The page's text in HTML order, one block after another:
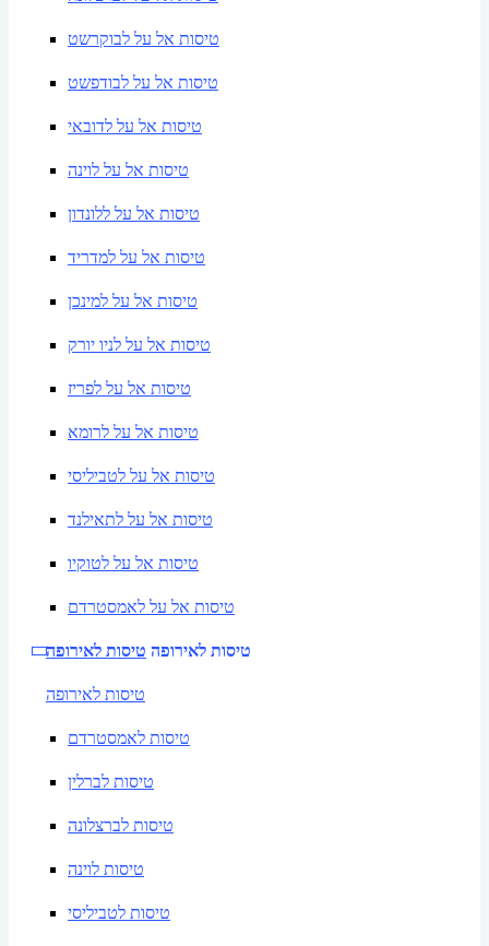
טיסות אל על לבוקרשט
טיסות אל על לבודפשט
טיסות אל על לדובאי
טיסות אל על לוינה
טיסות אל על ללונדון
טיסות אל על למדריד
טיסות אל על למינכן
טיסות אל על לניו יורק
טיסות אל על לפריז
טיסות אל על לרומא
טיסות אל על לטביליסי
טיסות אל על לתאילנד
טיסות אל על לטוקיו
טיסות אל על לאמסטרדם
טיסות לאירופה טיסות לאירופה
טיסות לאירופה
טיסות לאמסטרדם
טיסות לברלין
טיסות לברצלונה
טיסות לוינה
טיסות לטביליסי